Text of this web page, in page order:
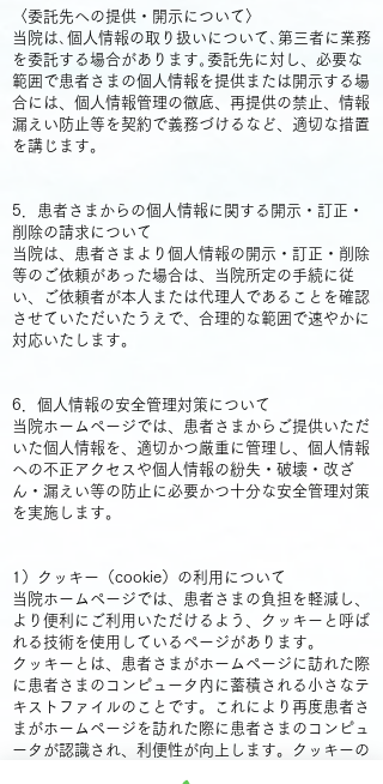
〈委託先への提供・開示について〉
当院は､個人情報の取り扱いについて､第三者に業務
を委託する場合があります｡委託先に対し、必要な
範囲で患者さまの個人情報を提供または開示する場
合には、個人情報管理の徹底、再提供の禁止、情報
漏えい防止等を契約で義務づけるなど、適切な措置
を講じます。
5．患者さまからの個人情報に関する開示・訂正・
削除の請求について
当院は、患者さまより個人情報の開示・訂正・削除
等のご依頼があった場合は、当院所定の手続に従
い、ご依頼者が本人または代理人であることを確認
させていただいたうえで、合理的な範囲で速やかに
対応いたします。
6．個人情報の安全管理対策について
当院ホームページでは、患者さまからご提供いただ
いた個人情報を、適切かつ厳重に管理し、個人情報
への不正アクセスや個人情報の紛失・破壊・改ざ
ん・漏えい等の防止に必要かつ十分な安全管理対策
を実施します。
1）クッキー（cookie）の利用について
当院ホームページでは、患者さまの負担を軽減し、
より便利にご利用いただけるよう、クッキーと呼ば
れる技術を使用しているページがあります。
クッキーとは、患者さまがホームページに訪れた際
に患者さまのコンピュータ内に蓄積される小さなテ
キストファイルのことです。これにより再度患者さ
まがホームページを訪れた際に患者さまのコンピュ
ータが認識され、利便性が向上します。クッキーの